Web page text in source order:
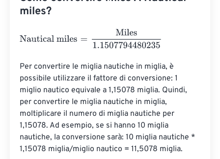
miles?
Nautical miles 1.1507794480235
Per convertire le miglia nautiche in miglia, è
possibile utilizzare il fattore di conversione: 1
miglio nautico equivale a 1,15078 miglia. Quindi,
per convertire le miglia nautiche in miglia,
moltiplicare il numero di miglia nautiche per
1,15078. Ad esempio, se si hanno 10 miglia
nautiche, la conversione sarà: 10 miglia nautiche *
1,15078 miglia/miglio nautico = 11,5078 miglia.